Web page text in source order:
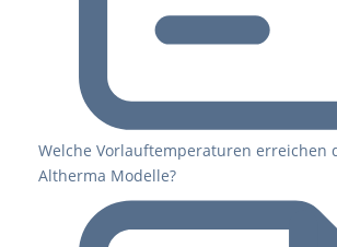
Welche Vorlauftemperaturen erreichen
Altherma Modelle?